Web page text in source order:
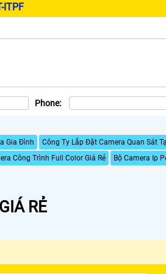
ITPF
Phone:
Gia Đình Công Ty Lắp Đặt Camera Quan Sát
Công Trình Full Color Giá Rẻ Bộ Camera Ip
RẺ